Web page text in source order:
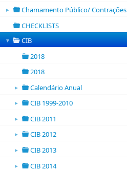
► Chamamento Público/ Contrações
folder
CHECKLISTS
▼
folder
CIB
2018
2018
► Calendário Anual
► CIB 1999-2010
► CIB 2011
► CIB 2012
► CIB 2013
► CIB 2014